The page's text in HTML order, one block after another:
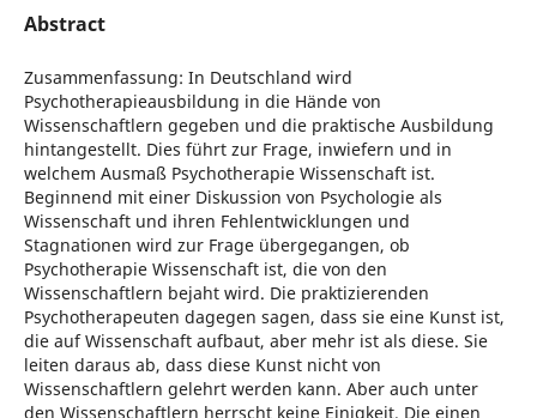
Abstract
Zusammenfassung: In Deutschland wird
Psychotherapieausbildung in die Hände von
Wissenschaftlern gegeben und die praktische Ausbildung
hintangestellt. Dies führt zur Frage, inwiefern und in
welchem Ausmaß Psychotherapie Wissenschaft ist.
Beginnend mit einer Diskussion von Psychologie als
Wissenschaft und ihren Fehlentwicklungen und
Stagnationen wird zur Frage übergegangen, ob
Psychotherapie Wissenschaft ist, die von den
Wissenschaftlern bejaht wird. Die praktizierenden
Psychotherapeuten dagegen sagen, dass sie eine Kunst ist,
die auf Wissenschaft aufbaut, aber mehr ist als diese. Sie
leiten daraus ab, dass diese Kunst nicht von
Wissenschaftlern gelehrt werden kann. Aber auch unter
den Wissenschaftlern herrscht keine Einigkeit. Die einen